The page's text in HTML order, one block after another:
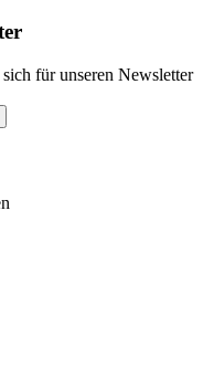
für unseren Newsletter